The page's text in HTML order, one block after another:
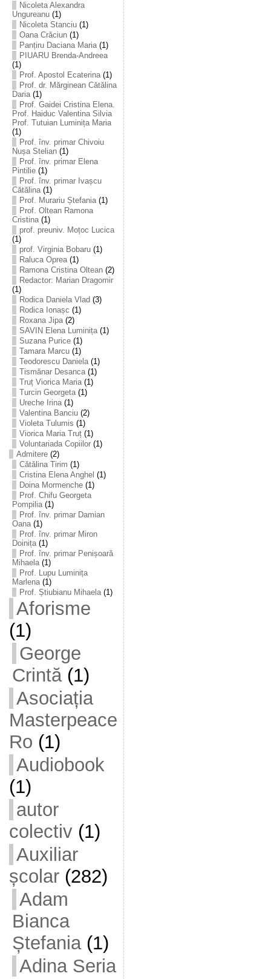
Nicoleta Alexandra
Ungureanu(1)
Nicoleta Stanciu(1)
Oana Crăciun(1)
Panțiru Daciana Maria(1)
PIUARU Brenda-Andreea
(1)
Prof. Apostol Ecaterina(1)
Prof. dr. Mărginean Cătălina
Daria(1)
Prof. Gaidei Cristina Elena.
Prof. Haiduc Valentina Silvia
Prof. Tutuian Luminița Maria
(1)
Prof. înv. primar Chivoiu
Nușa Stelian(1)
Prof. înv. primar Elena
Pintilie(1)
Prof. înv. primar Ivașcu
Cătălina(1)
Prof. Murariu Ștefania(1)
Prof. Oltean Ramona
Cristina(1)
prof. preuniv. Moțoc Lucica
(1)
prof. Virginia Bobaru(1)
Raluca Oprea(1)
Ramona Cristina Oltean(2)
Redactor: Marian Dragomir
(1)
Rodica Daniela Vlad (3)
Rodica Ionașc (1)
Roxana Jipa(2)
SAVIN Elena Luminița(1)
Suzana Purice(1)
Tamara Marcu(1)
Teodorescu Daniela(1)
Tismănar Desanca(1)
Truț Viorica Maria(1)
Turcin Georgeta(1)
Ureche Irina(1)
Valentina Banciu(2)
Violeta Tulumis (1)
Viorica Maria Truț(1)
Voluntariada Copiilor(1)
Admitere(2)
Cătălina Tirim (1)
Cristina Elena Anghel (1)
Doina Mormenche(1)
Prof. Chifu Georgeta
Pompilia(1)
Prof. înv. primar Damian
Oana(1)
Prof. înv. primar Miron
Doinița(1)
Prof. înv. primar Penișoară
Mihaela(1)
Prof. Lupu Luminița
Marlena(1)
Prof. Știubianu Mihaela(1)
Aforisme
(1)
George
Crintă(1)
Asociația
Masterpeace
Ro (1)
Audiobook
(1)
autor
colectiv(1)
Auxiliar
școlar(282)
Adam
Bianca
Ștefania(1)
Adina Seria